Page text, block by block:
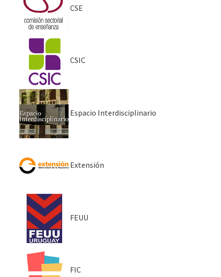
CSE
CSIC
Espacio Interdisciplinario
Extensión
FEUU
FIC